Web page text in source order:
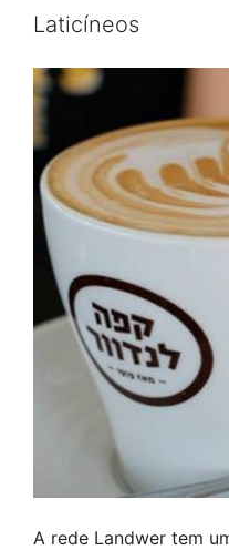
Laticíneos
A rede Landwer tem